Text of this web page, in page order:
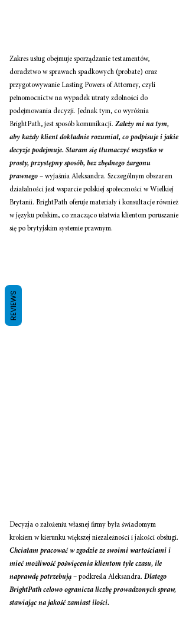
Zakres usług obejmuje sporządzanie testamentów,
doradztwo w sprawach spadkowych (probate) oraz
przygotowywanie Lasting Powers of Attorney, czyli
pełnomocnictw na wypadek utraty zdolności do
podejmowania decyzji. Jednak tym, co wyróżnia
BrightPath, jest sposób komunikacji. Zależy mi na tym,
aby każdy klient dokładnie rozumiał, co podpisuje i jakie
decyzje podejmuje. Staram się tłumaczyć wszystko w
prosty, przystępny sposób, bez zbędnego żargonu
prawnego – wyjaśnia Aleksandra. Szczególnym obszarem
działalności jest wsparcie polskiej społeczności w Wielkiej
Brytanii. BrightPath oferuje materiały i konsultacje również
w języku polskim, co znacząco ułatwia klientom poruszanie
się po brytyjskim systemie prawnym.
Decyzja o założeniu własnej firmy była świadomym
krokiem w kierunku większej niezależności i jakości obsługi.
Chciałam pracować w zgodzie ze swoimi wartościami i
mieć możliwość poświęcenia klientom tyle czasu, ile
naprawdę potrzebują – podkreśla Aleksandra. Dlatego
BrightPath celowo ogranicza liczbę prowadzonych spraw,
stawiając na jakość zamiast ilości.
REVIEWS